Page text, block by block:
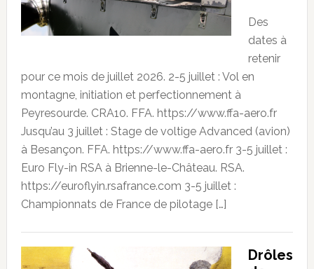
Des
dates à
retenir
pour ce mois de juillet 2026. 2-5 juillet : Vol en
montagne, initiation et perfectionnement à
Peyresourde. CRA10. FFA. https://www.ffa-aero.fr
Jusqu’au 3 juillet : Stage de voltige Advanced (avion)
à Besançon. FFA. https://www.ffa-aero.fr 3-5 juillet :
Euro Fly-in RSA à Brienne-le-Château. RSA.
https://euroflyin.rsafrance.com 3-5 juillet :
Championnats de France de pilotage […]
Drôles